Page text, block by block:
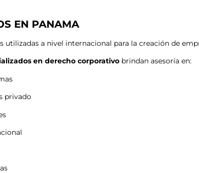
EN PANAMA
utilizadas a nivel internacional para la creación de
en derecho corporativobrindan asesoría en:
privado